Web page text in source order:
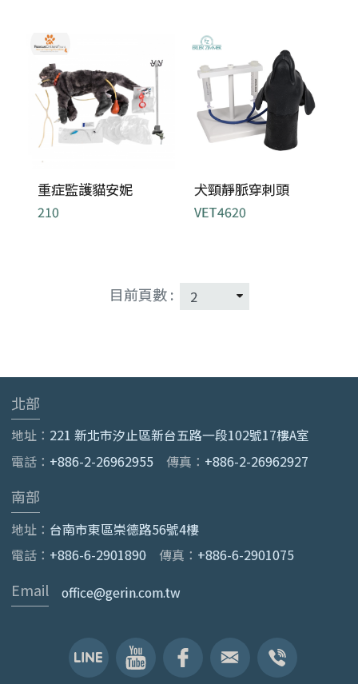
重症監護貓安妮
210
犬頸靜脈穿刺頭
VET4620
目前頁數 :
北部
地址： 221 新北市汐止區新台五路一段102號17樓A室
電話： +886-2-26962955 傳真： +886-2-26962927
南部
地址： 台南市東區崇德路56號4樓
電話： +886-6-2901890 傳真： +886-6-2901075
Email office@gerin.com.tw